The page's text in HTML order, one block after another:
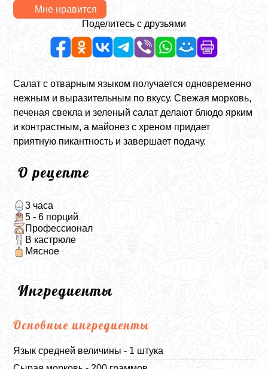
Мне нравится
Поделитесь с друзьями
Салат с отварным языком получается одновременно
нежным и выразительным по вкусу. Свежая морковь,
печеная свекла и зеленый салат делают блюдо ярким
и контрастным, а майонез с хреном придает
приятную пикантность и завершает подачу.
О рецепте
3 часа
5 - 6 порций
Профессионал
В кастрюле
Мясное
Ингредиенты
Основные ингредиенты
Язык средней величины - 1 штука